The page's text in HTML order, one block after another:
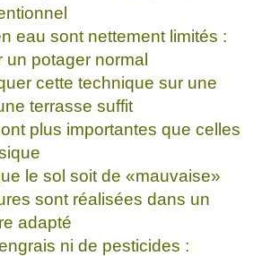
eau sont nettement limités :
un potager normal
cette technique sur une
terrasse suffit
plus importantes que celles
le sol soit de «mauvaise»
sont réalisées dans un
adapté
ni de pesticides :